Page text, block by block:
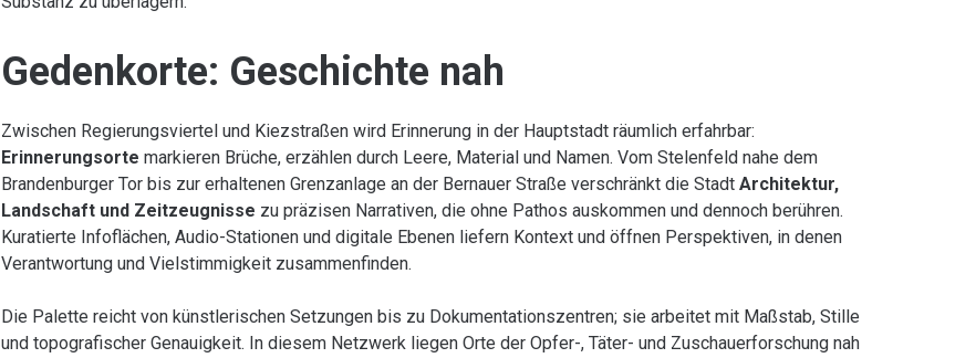
Gedenkorte: Geschichte nah
Zwischen Regierungsviertel und Kiezstraßen wird Erinnerung in der Hauptstadt räumlich erfahrbar:
Erinnerungsorte markieren Brüche, erzählen durch Leere, Material und Namen. Vom Stelenfeld nahe dem
Brandenburger Tor bis zur erhaltenen Grenzanlage an der Bernauer Straße verschränkt die StadtArchitektur,
Landschaft und Zeitzeugnisse zu präzisen Narrativen, die ohne Pathos auskommen und dennoch berühren.
Kuratierte Infoflächen, Audio-Stationen und digitale Ebenen liefern Kontext und öffnen Perspektiven, in denen
Verantwortung und Vielstimmigkeit zusammenfinden.
Die Palette reicht von künstlerischen Setzungen bis zu Dokumentationszentren; sie arbeitet mit Maßstab, Stille
und topografischer Genauigkeit. In diesem Netzwerk liegen Orte der Opfer-, Täter- und Zuschauerforschung nah